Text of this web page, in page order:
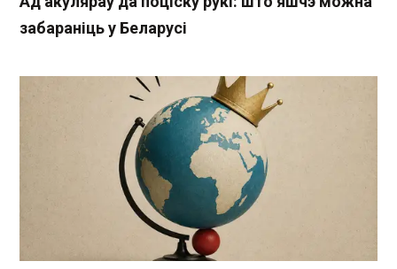
забараніць у Беларусі